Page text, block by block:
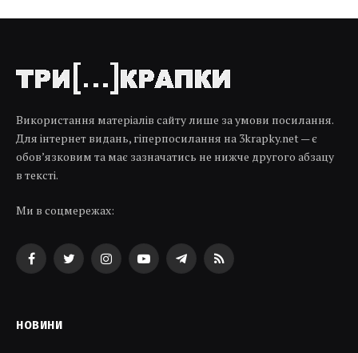
Використання матеріалів сайту лише за умови посилання.
Для інтернет видань, гіперпосилання на 3krapky.net — є
обов’язковим та має зазначатись не нижче другого абзацу
в тексті.
Ми в соцмережах:
FacebookTwitterInstagramYouTubeTelegramRSS
НОВИНИ